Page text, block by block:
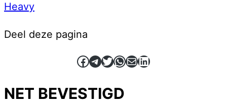
Heavy
Deel deze pagina
Facebook
Telegram
Twitter
WhatsApp
E-mailLinkedIn
NET BEVESTIGD